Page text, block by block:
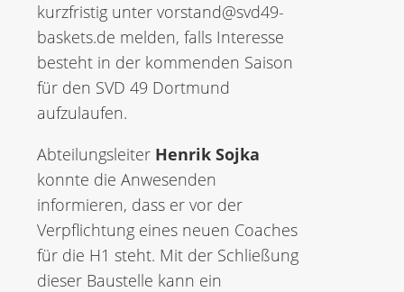
kurzfristig unter vorstand@svd49-
baskets.de melden, falls Interesse
besteht in der kommenden Saison
für den SVD 49 Dortmund
aufzulaufen.
Abteilungsleiter Henrik Sojka
konnte die Anwesenden
informieren, dass er vor der
Verpflichtung eines neuen Coaches
für die H1 steht. Mit der Schließung
dieser Baustelle kann ein